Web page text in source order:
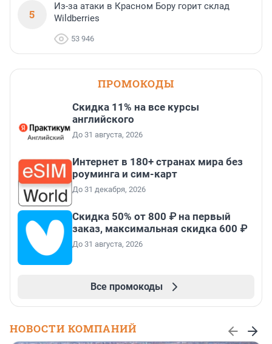
5
Из-за атаки в Красном Бору горит склад
Wildberries
53 946
ПРОМОКОДЫ
Скидка 11% на все курсы
английского
До 31 августа, 2026
Интернет в 180+ странах мира без
роуминга и сим-карт
До 31 декабря, 2026
Скидка 50% от 800 ₽ на первый
заказ, максимальная скидка 600 ₽
До 31 августа, 2026
Все промокоды
НОВОСТИ КОМПАНИЙ